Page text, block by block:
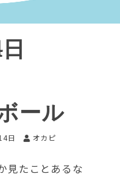
ール
日 オカピ
見たことあるな